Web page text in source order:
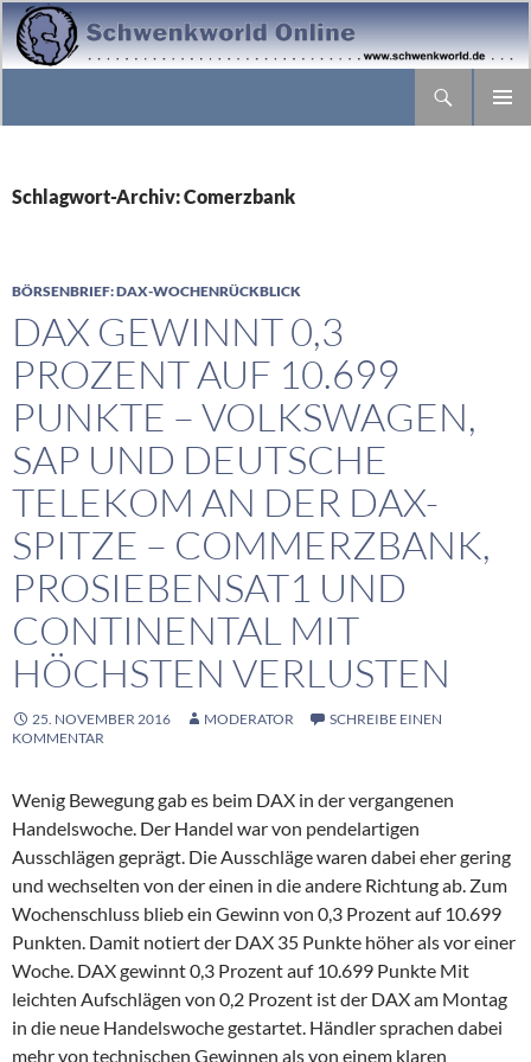
Schlagwort-Archiv: Comerzbank
BÖRSENBRIEF: DAX-WOCHENRÜCKBLICK
DAX GEWINNT 0,3
PROZENT AUF 10.699
PUNKTE – VOLKSWAGEN,
SAP UND DEUTSCHE
TELEKOM AN DER DAX-
SPITZE – COMMERZBANK,
PROSIEBENSAT1 UND
CONTINENTAL MIT
HÖCHSTEN VERLUSTEN
25. NOVEMBER 2016 MODERATOR
SCHREIBE EINEN
KOMMENTAR
Wenig Bewegung gab es beim DAX in der vergangenen
Handelswoche. Der Handel war von pendelartigen
Ausschlägen geprägt. Die Ausschläge waren dabei eher gering
und wechselten von der einen in die andere Richtung ab. Zum
Wochenschluss blieb ein Gewinn von 0,3 Prozent auf 10.699
Punkten. Damit notiert der DAX 35 Punkte höher als vor einer
Woche. DAX gewinnt 0,3 Prozent auf 10.699 Punkte Mit
leichten Aufschlägen von 0,2 Prozent ist der DAX am Montag
in die neue Handelswoche gestartet. Händler sprachen dabei
mehr von technischen Gewinnen als von einem klaren